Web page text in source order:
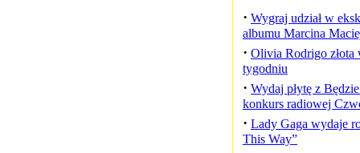
· Wygraj udział w
albumu Marcina
· Olivia Rodrigo
tygodniu
· Wydaj płytę z
konkurs radiowej
· Lady Gaga wydaje
This Way”